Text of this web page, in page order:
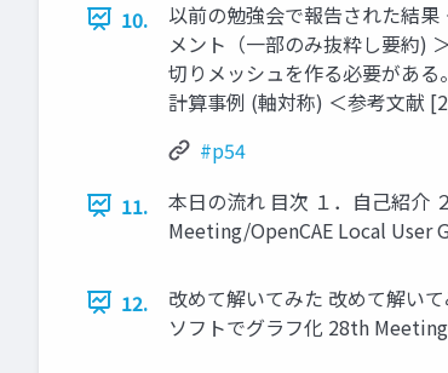
10.
以前の勉強会で報告された結
メント（一部のみ抜粋し要約)
切りメッシュを作る必要があ
計算事例 (軸対称) ＜参考文献
#p54
11.
本日の流れ 目次 １．自己紹介
Meeting/OpenCAE Local User
12.
改めて解いてみた 改めて解い
ソフトでグラフ化 28th